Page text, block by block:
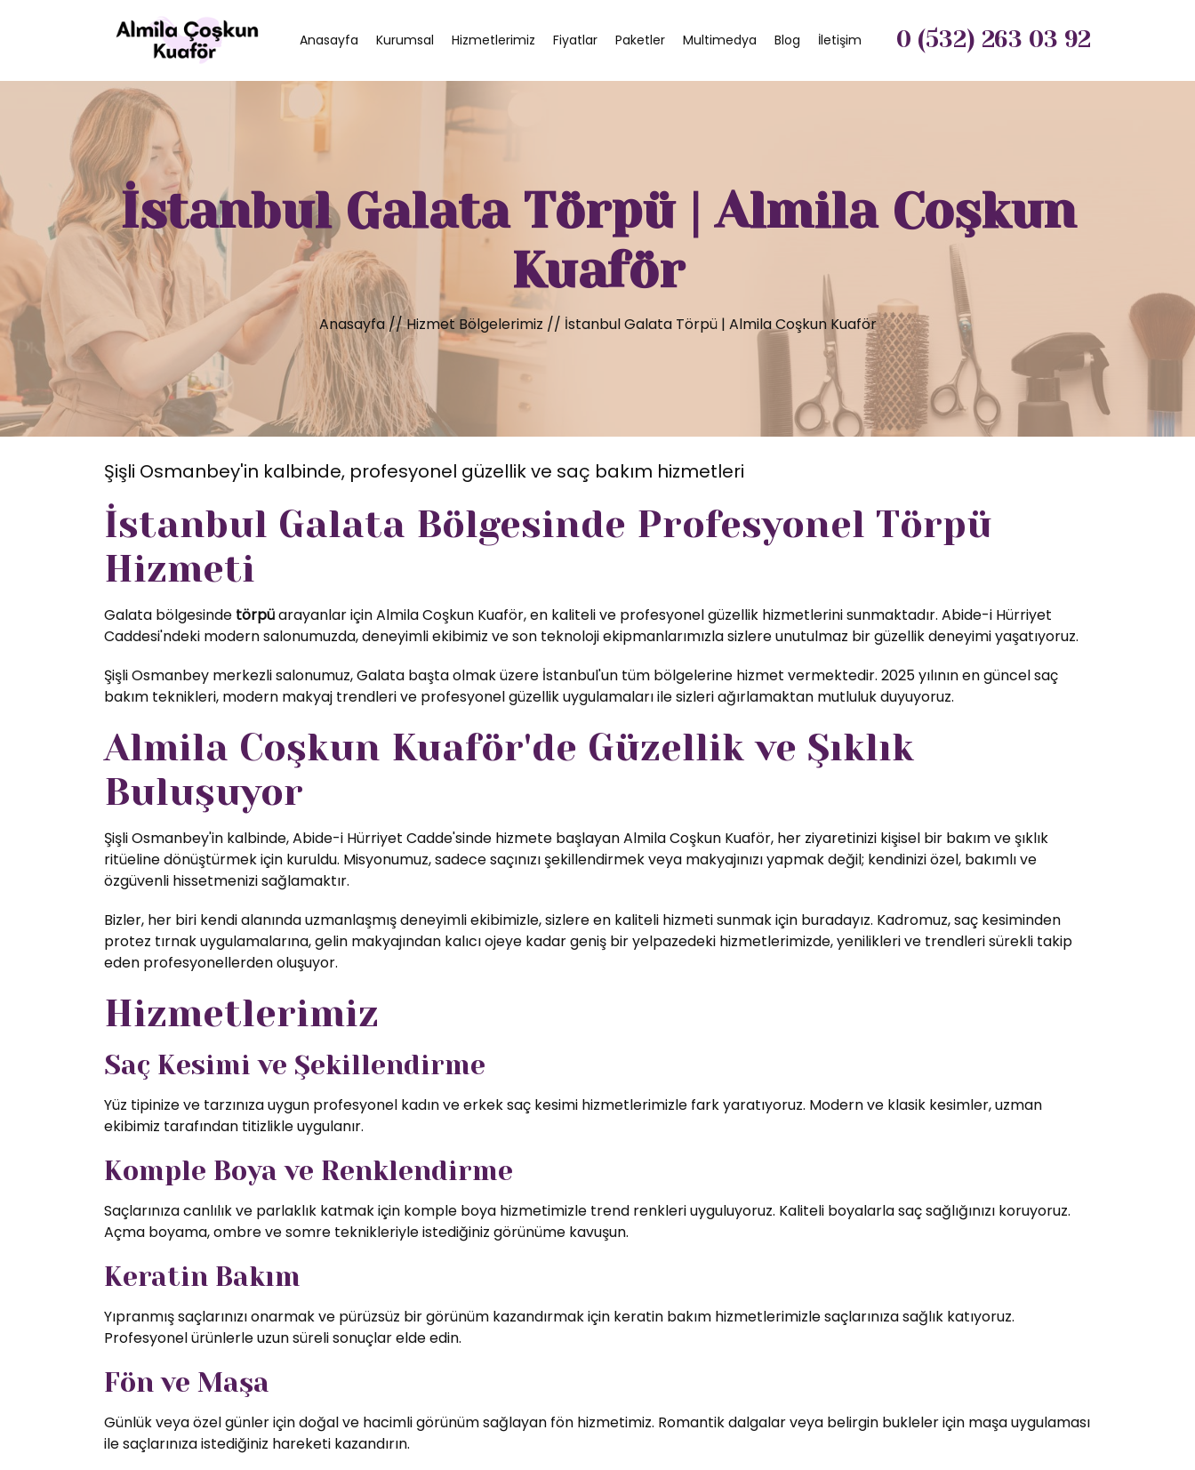
0 (532) 263 03 92
Anasayfa Kurumsal Hizmetlerimiz Fiyatlar Paketler Multimedya Blog İletişim
İstanbul Galata Törpü | Almila Coşkun
Kuaför
Anasayfa//Hizmet Bölgelerimiz // İstanbul Galata Törpü | Almila Coşkun Kuaför
Şişli Osmanbey'in kalbinde, profesyonel güzellik ve saç bakım hizmetleri
İstanbul Galata Bölgesinde Profesyonel Törpü
Hizmeti
Galata bölgesinde törpüarayanlar için Almila Coşkun Kuaför, en kaliteli ve profesyonel güzellik hizmetlerini sunmaktadır. Abide-i Hürriyet
Caddesi'ndeki modern salonumuzda, deneyimli ekibimiz ve son teknoloji ekipmanlarımızla sizlere unutulmaz bir güzellik deneyimi yaşatıyoruz.
Şişli Osmanbey merkezli salonumuz, Galata başta olmak üzere İstanbul'un tüm bölgelerine hizmet vermektedir. 2025 yılının en güncel saç
bakım teknikleri, modern makyaj trendleri ve profesyonel güzellik uygulamaları ile sizleri ağırlamaktan mutluluk duyuyoruz.
Almila Coşkun Kuaför'de Güzellik ve Şıklık
Buluşuyor
Şişli Osmanbey'in kalbinde, Abide-i Hürriyet Cadde'sinde hizmete başlayan Almila Coşkun Kuaför, her ziyaretinizi kişisel bir bakım ve şıklık
ritüeline dönüştürmek için kuruldu. Misyonumuz, sadece saçınızı şekillendirmek veya makyajınızı yapmak değil; kendinizi özel, bakımlı ve
özgüvenli hissetmenizi sağlamaktır.
Bizler, her biri kendi alanında uzmanlaşmış deneyimli ekibimizle, sizlere en kaliteli hizmeti sunmak için buradayız. Kadromuz, saç kesiminden
protez tırnak uygulamalarına, gelin makyajından kalıcı ojeye kadar geniş bir yelpazedeki hizmetlerimizde, yenilikleri ve trendleri sürekli takip
eden profesyonellerden oluşuyor.
Hizmetlerimiz
Saç Kesimi ve Şekillendirme
Yüz tipinize ve tarzınıza uygun profesyonel kadın ve erkek saç kesimi hizmetlerimizle fark yaratıyoruz. Modern ve klasik kesimler, uzman
ekibimiz tarafından titizlikle uygulanır.
Komple Boya ve Renklendirme
Saçlarınıza canlılık ve parlaklık katmak için komple boya hizmetimizle trend renkleri uyguluyoruz. Kaliteli boyalarla saç sağlığınızı koruyoruz.
Açma boyama, ombre ve somre teknikleriyle istediğiniz görünüme kavuşun.
Keratin Bakım
Yıpranmış saçlarınızı onarmak ve pürüzsüz bir görünüm kazandırmak için keratin bakım hizmetlerimizle saçlarınıza sağlık katıyoruz.
Profesyonel ürünlerle uzun süreli sonuçlar elde edin.
Fön ve Maşa
Günlük veya özel günler için doğal ve hacimli görünüm sağlayan fön hizmetimiz. Romantik dalgalar veya belirgin bukleler için maşa uygulaması
ile saçlarınıza istediğiniz hareketi kazandırın.